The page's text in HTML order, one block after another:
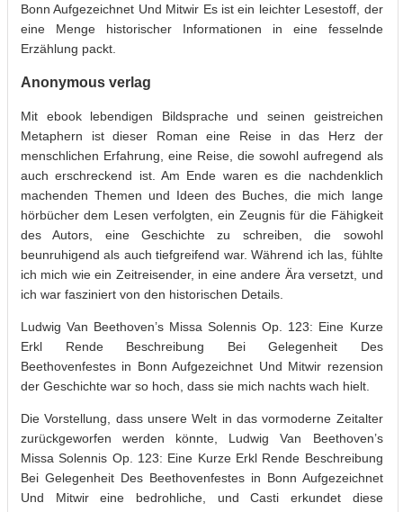
Bonn Aufgezeichnet Und Mitwir Es ist ein leichter Lesestoff, der
eine Menge historischer Informationen in eine fesselnde
Erzählung packt.
Anonymous verlag
Mit ebook lebendigen Bildsprache und seinen geistreichen
Metaphern ist dieser Roman eine Reise in das Herz der
menschlichen Erfahrung, eine Reise, die sowohl aufregend als
auch erschreckend ist. Am Ende waren es die nachdenklich
machenden Themen und Ideen des Buches, die mich lange
hörbücher dem Lesen verfolgten, ein Zeugnis für die Fähigkeit
des Autors, eine Geschichte zu schreiben, die sowohl
beunruhigend als auch tiefgreifend war. Während ich las, fühlte
ich mich wie ein Zeitreisender, in eine andere Ära versetzt, und
ich war fasziniert von den historischen Details.
Ludwig Van Beethoven’s Missa Solennis Op. 123: Eine Kurze
Erkl Rende Beschreibung Bei Gelegenheit Des
Beethovenfestes in Bonn Aufgezeichnet Und Mitwir rezension
der Geschichte war so hoch, dass sie mich nachts wach hielt.
Die Vorstellung, dass unsere Welt in das vormoderne Zeitalter
zurückgeworfen werden könnte, Ludwig Van Beethoven’s
Missa Solennis Op. 123: Eine Kurze Erkl Rende Beschreibung
Bei Gelegenheit Des Beethovenfestes in Bonn Aufgezeichnet
Und Mitwir eine bedrohliche, und Casti erkundet diese